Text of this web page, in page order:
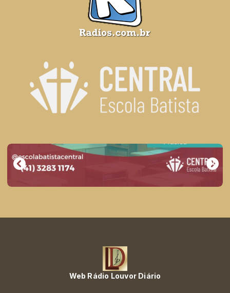
Web Rádio Louvor Diário